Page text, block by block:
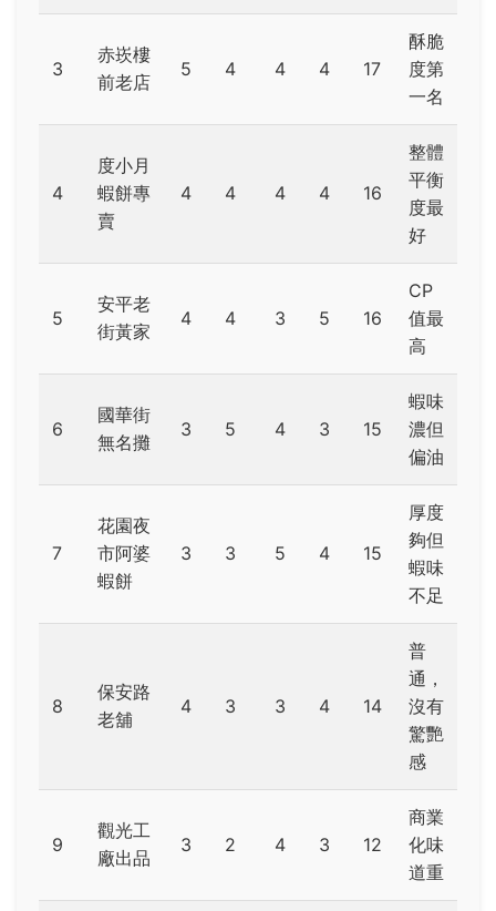
3
赤崁樓
前老店
5 4 4 4 17
酥脆
度第
一名
4
度小月
蝦餅專
賣
4 4 4 4 16
整體
平衡
度最
好
5
安平老
街黃家
4 4 3 5 16
CP
值最
高
6
國華街
無名攤
3 5 4 3 15
蝦味
濃但
偏油
7
花園夜
市阿婆
蝦餅
3 3 5 4 15
厚度
夠但
蝦味
不足
8
保安路
老舖
4 3 3 4 14
普
通，
沒有
驚艷
感
9
觀光工
廠出品
3 2 4 3 12
商業
化味
道重